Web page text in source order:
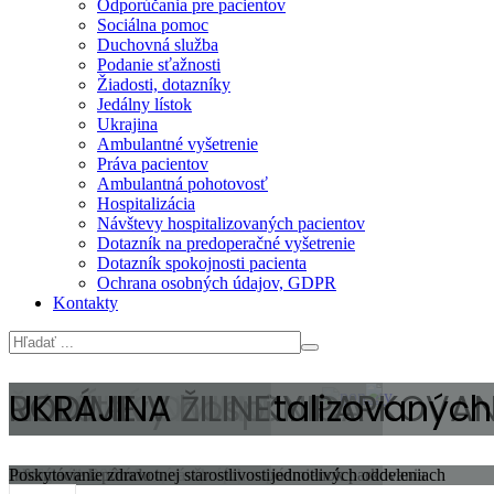
Odporúčania pre pacientov
Sociálna pomoc
Duchovná služba
Podanie sťažnosti
Žiadosti, dotazníky
Jedálny lístok
Ukrajina
Ambulantné vyšetrenie
Práva pacientov
Ambulantná pohotovosť
Hospitalizácia
Návštevy hospitalizovaných pacientov
Dotazník na predoperačné vyšetrenie
Dotazník spokojnosti pacienta
Ochrana osobných údajov, GDPR
Kontakty
ŽILINSKÁ NEMOCNICA
Pracujeme na zmene, pracujeme pre Vás
NOVÉ PODMIENKY
Od 6. mája 2025 dochádza k úprave podmienok parkovania
Návštevy
Aktuálne informácie o návštevách na jednotlivých oddeleniach
RODÍME V ŽILINE
Informácie k pôrodu
UKRAJINA
Poskytovanie zdravotnej starostlivosti